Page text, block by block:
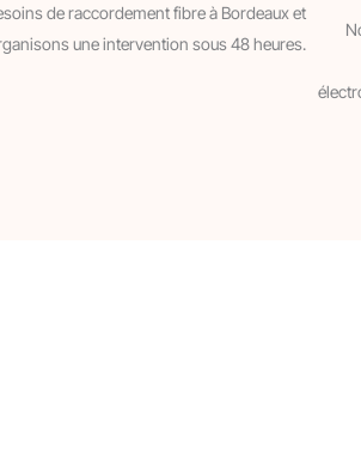
de raccordement fibre à Bordeaux et
une intervention sous 48 heures.